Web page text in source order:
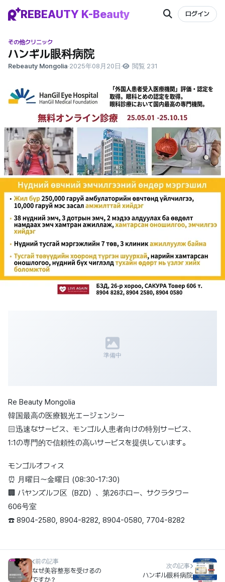
REBEAUTY K-Beauty ログイン
その他クリニック
ハンギル眼科病院
Rebeauty Mongolia·2025年08月20日 · 閲覧 231
準備中
Re Beauty Mongolia
韓国最高の医療観光エージェンシー
🏻迅速なサービス、モンゴル人患者向けの特別サービス、
1:1の専門的で信頼性の高いサービスを提供しています。
モンゴルオフィス
⏰ 月曜日〜金曜日 (08:30-17:30)
🏢 バヤンズルフ区（BZD）、第26ホロー、サクラタワー
606号室
☎️ 8904-2580, 8904-8282, 8904-0580, 7704-8282
前の記事
なぜ美容整形を受けるの
ですか？
次の記事
ハンギル眼科病院